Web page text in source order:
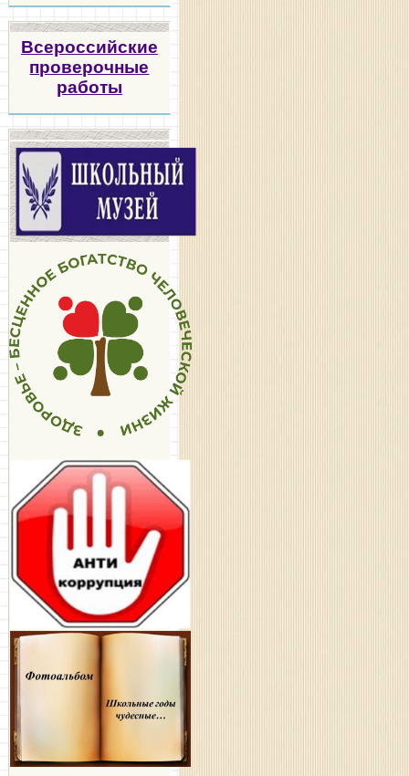
Всероссийские
проверочные
работы